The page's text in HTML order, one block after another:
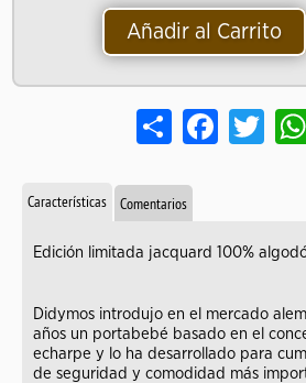
Añadir al Carrito
Share Facebook
Características Comentarios
Edición limitada jacquard 100%
Didymos introdujo en el mercado
años un portabebé basado en el
echarpe y lo ha desarrollado para
de seguridad y comodidad más